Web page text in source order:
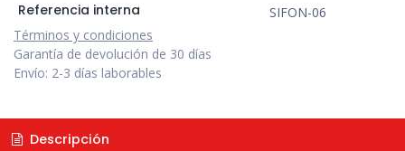
Referencia interna
SIFON-06
Términos y condiciones
Garantía de devolución de 30 días
Envío: 2-3 días laborables
Descripción